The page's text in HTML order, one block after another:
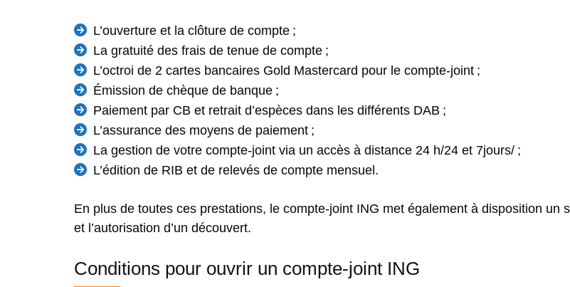
L’ouverture et la clôture de compte ;
La gratuité des frais de tenue de compte ;
L’octroi de 2 cartes bancaires Gold Mastercard pour le compte-joint ;
Émission de chèque de banque ;
Paiement par CB et retrait d’espèces dans les différents DAB ;
L’assurance des moyens de paiement ;
La gestion de votre compte-joint via un accès à distance 24 h/24 et 7jours/ ;
L’édition de RIB et de relevés de compte mensuel.
En plus de toutes ces prestations, le compte-joint ING met également à disposition un
et l’autorisation d’un découvert.
Conditions pour ouvrir un compte-joint ING